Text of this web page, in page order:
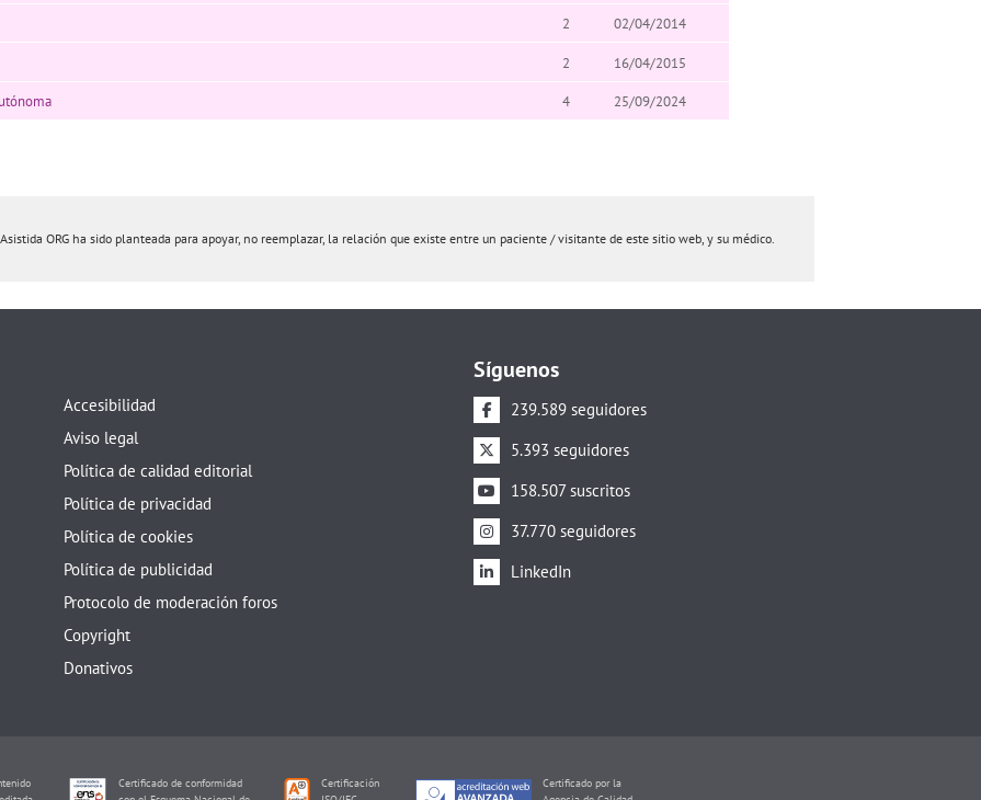
2 02/04/2014
2 16/04/2015
4 25/09/2024
ORG ha sido planteada para apoyar, no reemplazar, la relación que existe entre un paciente / visitante de este sitio web, y su médico.
Accesibilidad
Aviso legal
Política de calidad editorial
Política de privacidad
Política de cookies
Política de publicidad
Protocolo de moderación foros
Copyright
Donativos
Síguenos
239.589 seguidores
5.393 seguidores
158.507 suscritos
37.770 seguidores
LinkedIn
Certificado de conformidad
Certificación
Certificado por la